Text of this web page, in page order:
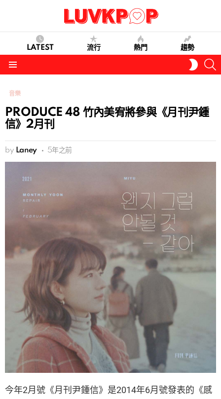
LATEST 流行 熱門 趨勢
SKIN
音樂
PRODUCE 48 竹內美宥將參與《月刊尹鍾
信》2月刊
by Laney 5年之前
今年2月號《月刊尹鍾信》是2014年6月號發表的《感